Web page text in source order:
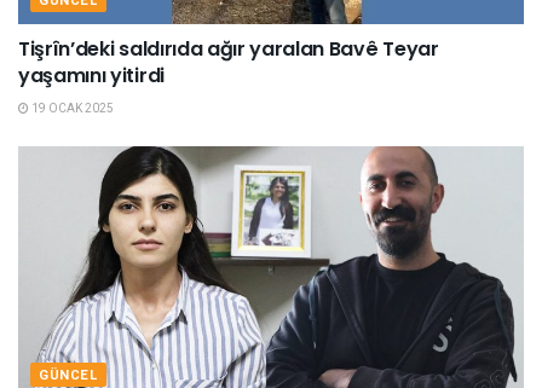
Tişrîn’deki saldırıda ağır yaralan Bavê Teyar
yaşamını yitirdi
19 OCAK 2025
GÜNCEL